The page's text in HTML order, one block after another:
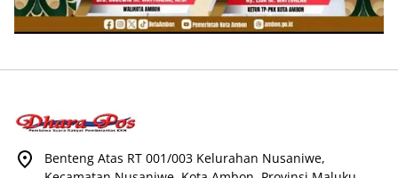
Benteng Atas RT 001/003 Kelurahan Nusaniwe,